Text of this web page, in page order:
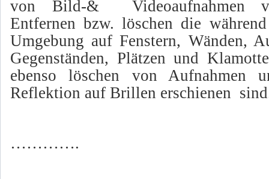
von Bild-& Videoaufnahmen
Entfernen bzw. löschen die
Umgebung auf Fenstern, Wänden,
Gegenständen, Plätzen und
ebenso löschen von Aufnahmen
Reflektion auf Brillen erschienen
………….